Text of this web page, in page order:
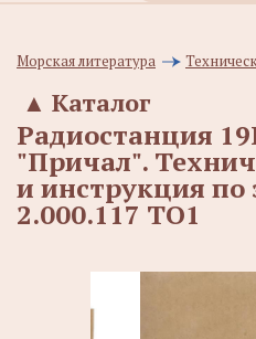
Морская литература
Каталог
▲
Радиостанция
"Причал".
и инструкция по
2.000.117 ТО1